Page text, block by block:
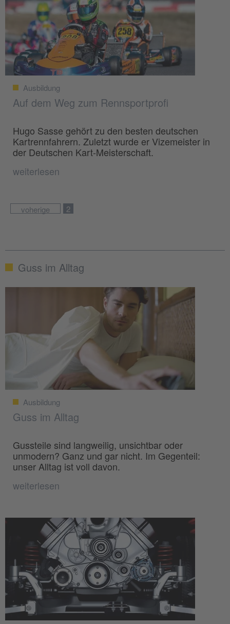
Ausbildung
Auf dem Weg zum Rennsportprofi
Hugo Sasse gehört zu den besten deutschen
Kartrennfahrern. Zuletzt wurde er Vizemeister in
der Deutschen Kart-Meisterschaft.
weiterlesen
voherige 2
Guss im Alltag
Ausbildung
Guss im Alltag
Gussteile sind langweilig, unsichtbar oder
unmodern? Ganz und gar nicht. Im Gegenteil:
unser Alltag ist voll davon.
weiterlesen